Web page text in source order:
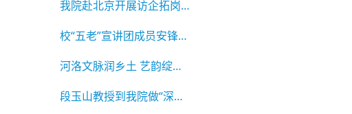
我院赴北京开展访企拓岗活动
校“五老”宣讲团成员安锋老师为我院学生做专题
河洛文脉润乡土 艺韵绽放助振兴 ——2026年河南
段玉山教授到我院做“深耕地理课改 教研赋能育